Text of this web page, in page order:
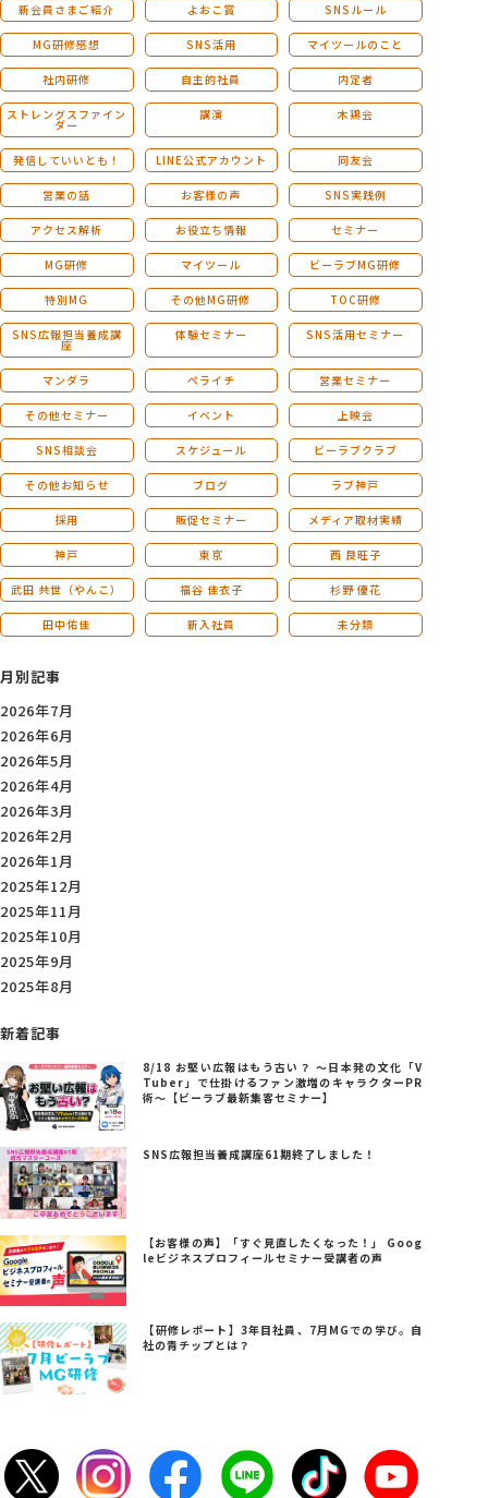
新会員さまご紹介 よおこ賞 SNSルール
MG研修感想 SNS活用 マイツールのこと
社内研修 自主的社員 内定者
ストレングスファイン
ダー
講演 木鶏会
発信していいとも！ LINE公式アカウント 同友会
営業の話 お客様の声 SNS実践例
アクセス解析 お役立ち情報 セミナー
MG研修 マイツール ビーラブMG研修
特別MG その他MG研修 TOC研修
SNS広報担当養成講
座
体験セミナー SNS活用セミナー
マンダラ ペライチ 営業セミナー
その他セミナー イベント 上映会
SNS相談会 スケジュール ビーラブクラブ
その他お知らせ ブログ ラブ神戸
採用 販促セミナー メディア取材実績
神戸 東京 西 良旺子
武田 共世（やんこ） 福谷 佳衣子 杉野 優花
田中佑佳 新入社員 未分類
月別記事
2026年7月
2026年6月
2026年5月
2026年4月
2026年3月
2026年2月
2026年1月
2025年12月
2025年11月
2025年10月
2025年9月
2025年8月
新着記事
8/18 お堅い広報はもう古い？ ～日本発の文化「V
Tuber」で仕掛けるファン激増のキャラクターPR
術～【ビーラブ最新集客セミナー】
SNS広報担当養成講座61期終了しました！
【お客様の声】「すぐ見直したくなった！」 Goog
leビジネスプロフィールセミナー受講者の声
【研修レポート】3年目社員、7月MGでの学び。自
社の青チップとは？